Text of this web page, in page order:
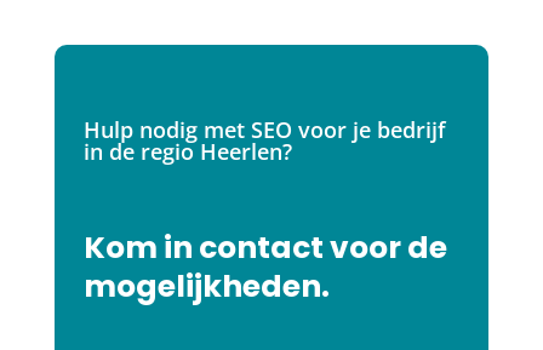
Hulp nodig met SEO voor je bedrijf
in de regio Heerlen?
Kom in contact voor de
mogelijkheden.